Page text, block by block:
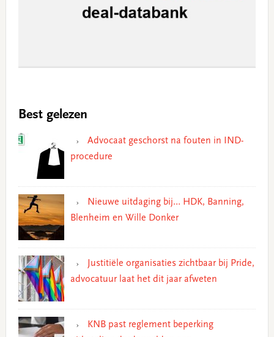
Best gelezen
Advocaat geschorst na fouten in IND-
procedure
Nieuwe uitdaging bij… HDK, Banning,
Blenheim en Wille Donker
Justitiële organisaties zichtbaar bij Pride,
advocatuur laat het dit jaar afweten
KNB past reglement beperking